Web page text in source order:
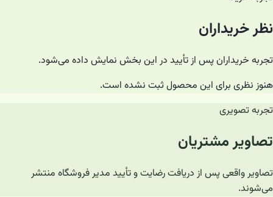
نظر خریداران
تجربه خریداران پس از تأیید در این بخش نمایش داده می‌شود.
هنوز نظری برای این محصول ثبت نشده است.
تجربه تصویری
تصاویر مشتریان
تصاویر واقعی پس از دریافت رضایت و تأیید مدیر فروشگاه منتشر
می‌شوند.